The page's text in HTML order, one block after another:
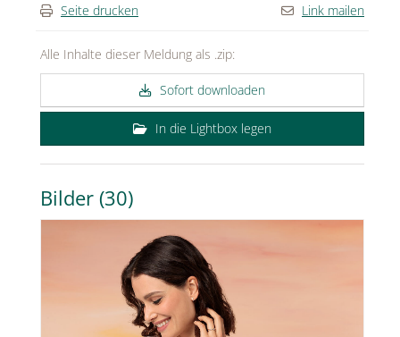
Seite drucken Link mailen
Alle Inhalte dieser Meldung als .zip:
Sofort downloaden
In die Lightbox legen
Bilder (30)